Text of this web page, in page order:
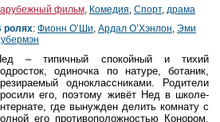
фильм, Комедия, Спорт, драма
ролях: Фионн О’Ши, Ардал О’Хэнлон, Эми
– типичный спокойный и тихий
одиночка по натуре, ботаник,
одноклассниками. Родители
его, поэтому живёт Нед в школе-
где вынужден делить комнату с
его противоположностью Конором.